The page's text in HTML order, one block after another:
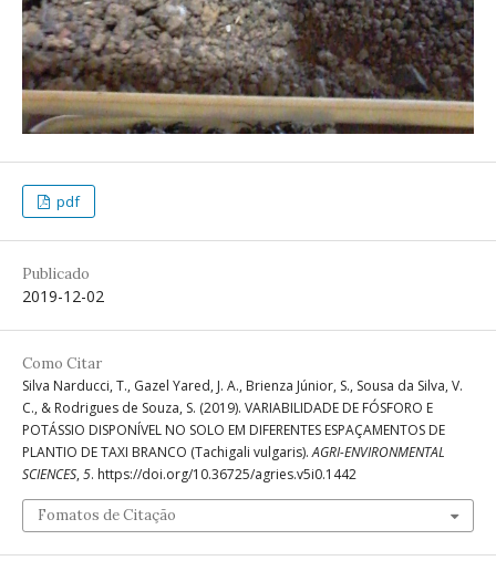
pdf
Publicado
2019-12-02
Como Citar
Silva Narducci, T., Gazel Yared, J. A., Brienza Júnior, S., Sousa da Silva, V.
C., & Rodrigues de Souza, S. (2019). VARIABILIDADE DE FÓSFORO E
POTÁSSIO DISPONÍVEL NO SOLO EM DIFERENTES ESPAÇAMENTOS DE
PLANTIO DE TAXI BRANCO (Tachigali vulgaris).AGRI-ENVIRONMENTAL
SCIENCES, 5. https://doi.org/10.36725/agries.v5i0.1442
Fomatos de Citação